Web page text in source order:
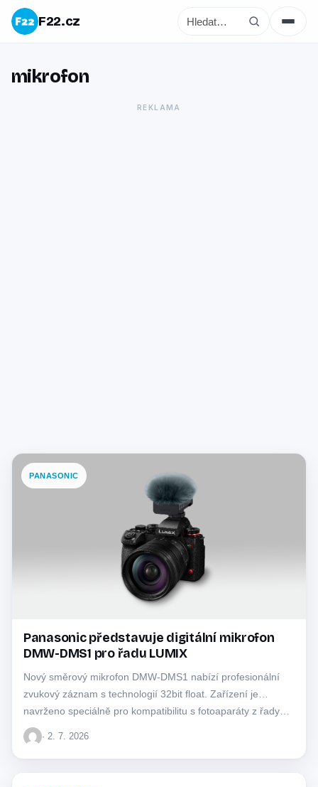
F22.cz
mikrofon
PANASONIC
Panasonic představuje digitální mikrofon
DMW-DMS1 pro řadu LUMIX
Nový směrový mikrofon DMW-DMS1 nabízí profesionální
zvukový záznam s technologií 32bit float. Zařízení je
navrženo speciálně pro kompatibilitu s fotoaparáty z řady…
· 2. 7. 2026